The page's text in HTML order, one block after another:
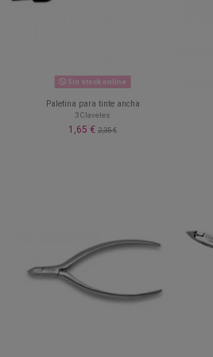
Sin stock online
Paletina para tinte ancha
3 Claveles
1,65 € 2,35 €